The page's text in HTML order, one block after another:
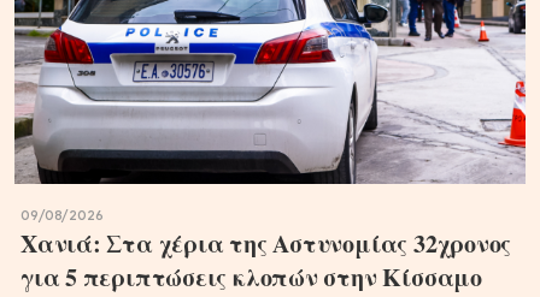
09/08/2026
Χανιά: Στα χέρια της Αστυνομίας 32χρονος
για 5 περιπτώσεις κλοπών στην Κίσσαμο